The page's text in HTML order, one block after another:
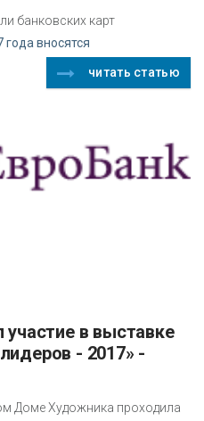
банковских карт
вносятся
читать статью
- 2017» -
Доме Художника проходила